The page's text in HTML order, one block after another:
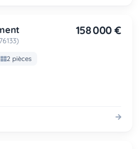
158 000 €
2 pièces